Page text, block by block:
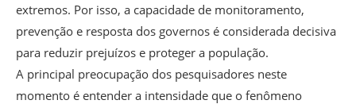
extremos. Por isso, a capacidade de monitoramento,
prevenção e resposta dos governos é considerada decisiva
para reduzir prejuízos e proteger a população.
A principal preocupação dos pesquisadores neste
momento é entender a intensidade que o fenômeno